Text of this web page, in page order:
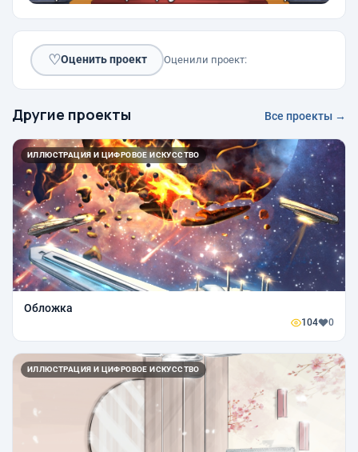
♡Оценить проект Оценили проект:
Другие проекты Все проекты →
ИЛЛЮСТРАЦИЯ И ЦИФРОВОЕ ИСКУССТВО
Обложка
104 0
ИЛЛЮСТРАЦИЯ И ЦИФРОВОЕ ИСКУССТВО